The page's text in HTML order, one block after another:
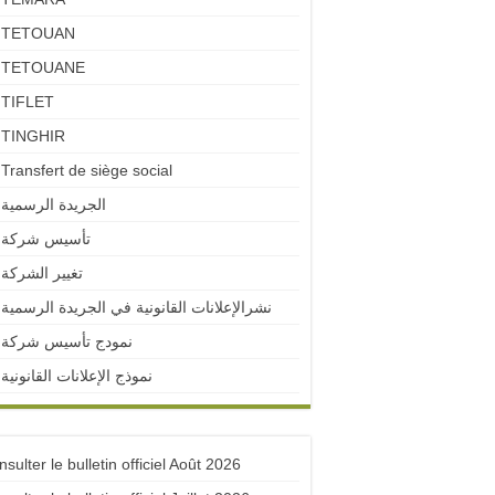
TETOUAN
TETOUANE
TIFLET
TINGHIR
Transfert de siège social
الجريدة الرسمية
تأسيس شركة
تغيير الشركة
نشرالإعلانات القانونية في الجريدة الرسمية
نمودج تأسيس شركة
نموذج الإعلانات القانونية
le bulletin officiel Août 2026